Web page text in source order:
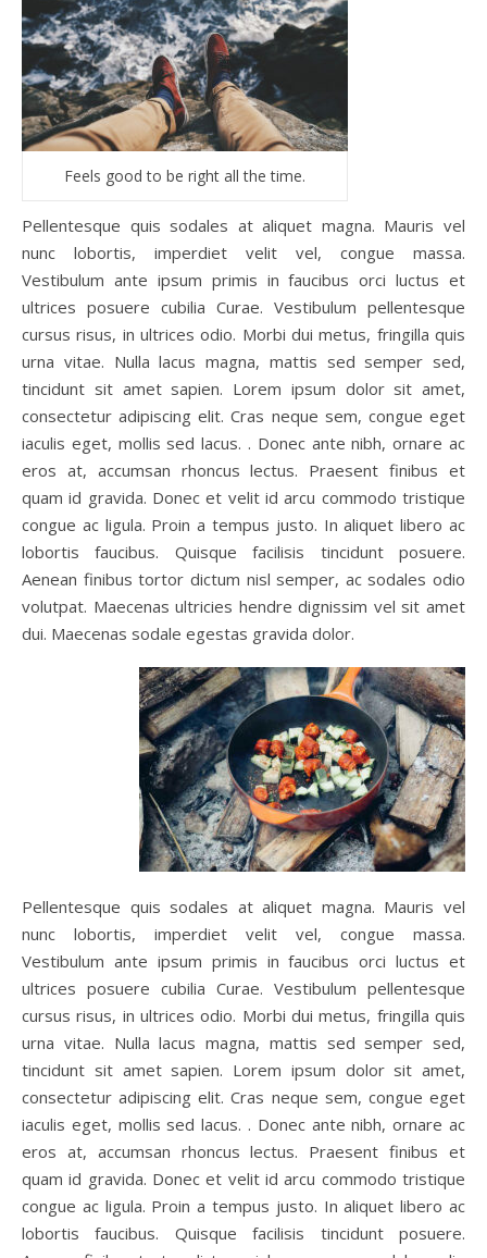
Feels good to be right all the time.
Pellentesque quis sodales at aliquet magna. Mauris vel
nunc lobortis, imperdiet velit vel, congue massa.
Vestibulum ante ipsum primis in faucibus orci luctus et
ultrices posuere cubilia Curae. Vestibulum pellentesque
cursus risus, in ultrices odio. Morbi dui metus, fringilla quis
urna vitae. Nulla lacus magna, mattis sed semper sed,
tincidunt sit amet sapien. Lorem ipsum dolor sit amet,
consectetur adipiscing elit. Cras neque sem, congue eget
iaculis eget, mollis sed lacus. . Donec ante nibh, ornare ac
eros at, accumsan rhoncus lectus. Praesent finibus et
quam id gravida. Donec et velit id arcu commodo tristique
congue ac ligula. Proin a tempus justo. In aliquet libero ac
lobortis faucibus. Quisque facilisis tincidunt posuere.
Aenean finibus tortor dictum nisl semper, ac sodales odio
volutpat. Maecenas ultricies hendre dignissim vel sit amet
dui. Maecenas sodale egestas gravida dolor.
Pellentesque quis sodales at aliquet magna. Mauris vel
nunc lobortis, imperdiet velit vel, congue massa.
Vestibulum ante ipsum primis in faucibus orci luctus et
ultrices posuere cubilia Curae. Vestibulum pellentesque
cursus risus, in ultrices odio. Morbi dui metus, fringilla quis
urna vitae. Nulla lacus magna, mattis sed semper sed,
tincidunt sit amet sapien. Lorem ipsum dolor sit amet,
consectetur adipiscing elit. Cras neque sem, congue eget
iaculis eget, mollis sed lacus. . Donec ante nibh, ornare ac
eros at, accumsan rhoncus lectus. Praesent finibus et
quam id gravida. Donec et velit id arcu commodo tristique
congue ac ligula. Proin a tempus justo. In aliquet libero ac
lobortis faucibus. Quisque facilisis tincidunt posuere.